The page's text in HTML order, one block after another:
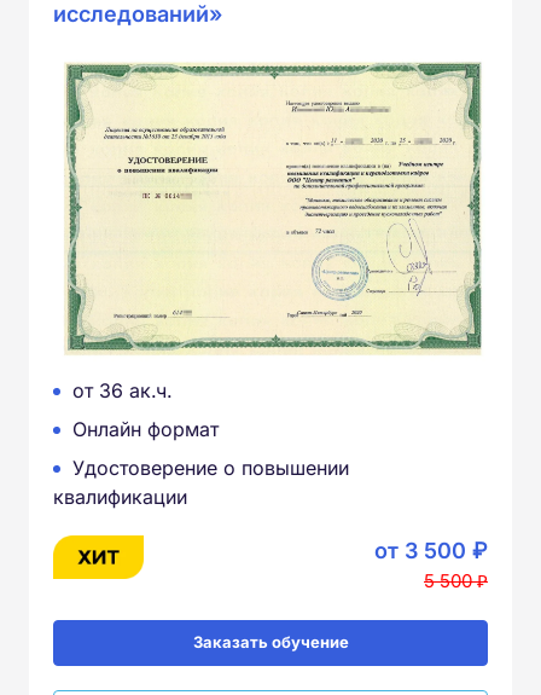
исследований»
от 36 ак.ч.
Онлайн формат
Удостоверение о повышении
квалификации
от 3 500 ₽
5 500 ₽
Заказать обучение